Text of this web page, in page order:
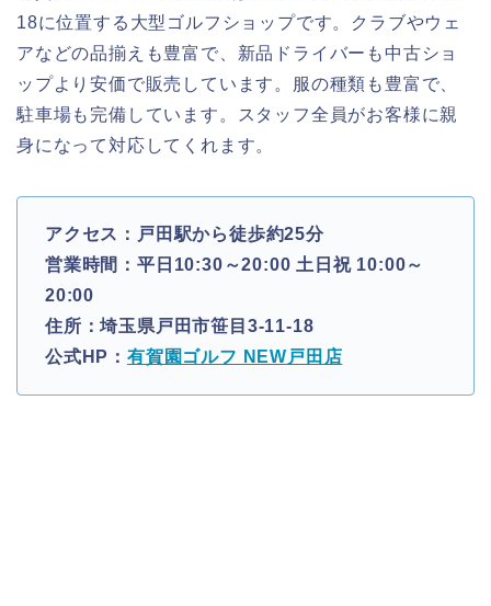
18に位置する大型ゴルフショップです。クラブやウェ
アなどの品揃えも豊富で、新品ドライバーも中古ショ
ップより安価で販売しています。服の種類も豊富で、
駐車場も完備しています。スタッフ全員がお客様に親
身になって対応してくれます。
アクセス：戸田駅から徒歩約25分
営業時間：平日10:30～20:00 土日祝 10:00～
20:00
住所：埼玉県戸田市笹目3-11-18
公式HP： 有賀園ゴルフ NEW戸田店